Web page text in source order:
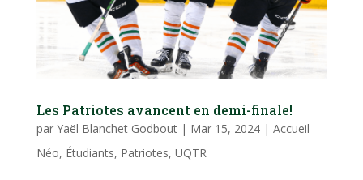
Les Patriotes avancent en demi-finale!
par Yaël Blanchet Godbout| Mar 15, 2024| Accueil
Néo, Étudiants, Patriotes, UQTR